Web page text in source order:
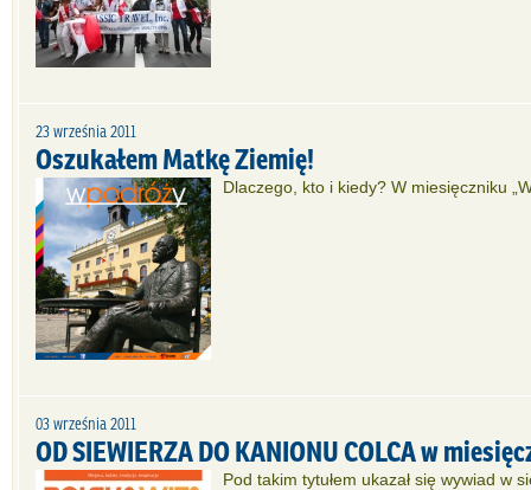
23 września 2011
Oszukałem Matkę Ziemię!
Dlaczego, kto i kiedy? W miesięczniku
03 września 2011
OD SIEWIERZA DO KANIONU COLCA w
Pod takim tytułem ukazał się wywiad w